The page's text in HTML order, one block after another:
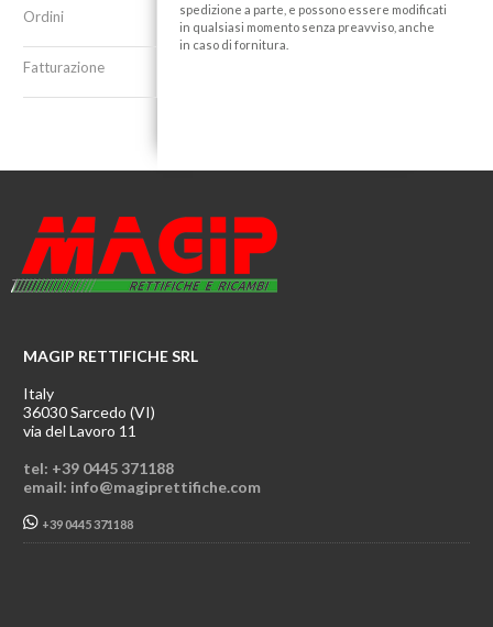
Ordini
Fatturazione
spedizione a parte, e possono essere modificati
in qualsiasi momento senza preavviso, anche
in caso di fornitura.
MAGIP RETTIFICHE SRL
Italy
36030 Sarcedo (VI)
via del Lavoro 11
tel: +39 0445 371188
email: info@magiprettifiche.com
+39 0445 371188